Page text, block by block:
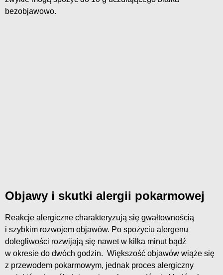
bezobjawowo.
Objawy i skutki alergii pokarmowej
Reakcje alergiczne charakteryzują się gwałtownością
i szybkim rozwojem objawów. Po spożyciu alergenu
dolegliwości rozwijają się nawet w kilka minut bądź
w okresie do dwóch godzin. Większość objawów wiąże się
z przewodem pokarmowym, jednak proces alergiczny